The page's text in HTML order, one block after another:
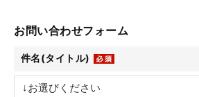
お問い合わせフォーム
件名(タイトル)